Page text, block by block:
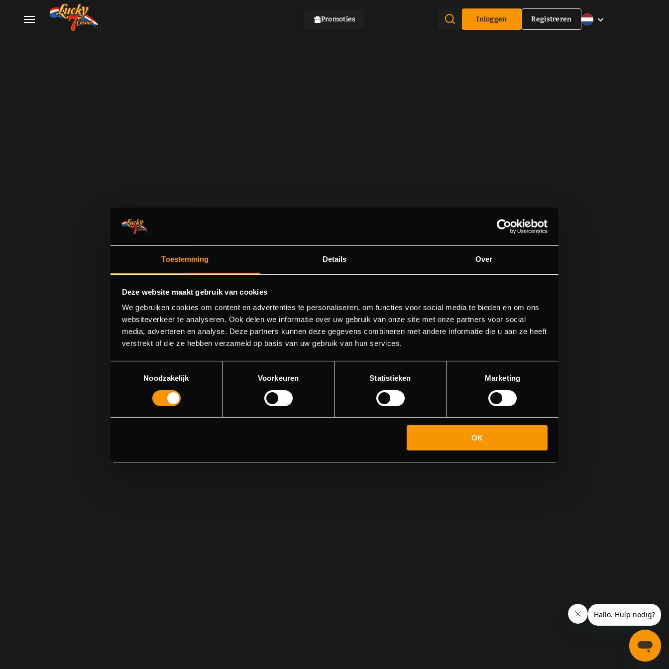
Toestemming Details Over
Deze website maakt gebruik van cookies
We gebruiken cookies om content en advertenties te personaliseren, om functies voor social media te bieden en om ons
websiteverkeer te analyseren. Ook delen we informatie over uw gebruik van onze site met onze partners voor social
media, adverteren en analyse. Deze partners kunnen deze gegevens combineren met andere informatie die u aan ze heeft
verstrekt of die ze hebben verzameld op basis van uw gebruik van hun services.
Noodzakelijk
Voorkeuren Statistieken Marketing
OK
Promoties Inloggen Registreren
404 pagina niet gevonden
Sorry! We konden de pagina waar je naartoe wilde niet vinden.
hoofdpagina.
Ga naar de hoofdpagina